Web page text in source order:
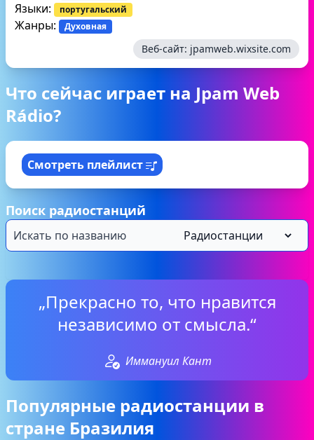
Языки: португальский
Жанры: Духовная
Веб-сайт: jpamweb.wixsite.com
Что сейчас играет на Jpam Web
Rádio?
Смотреть плейлист
Поиск радиостанций
„Прекрасно то, что нравится
независимо от смысла.“
Иммануил Кант
Популярные радиостанции в
стране Бразилия